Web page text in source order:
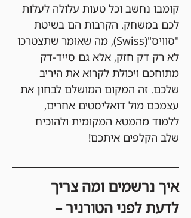
קומבו נחשב וכל טעות עלולה לעלות
לכם במשחק. הקרבות הם בשיטת
"סוויס"(Swiss), מה שאומר שתצטרכו
לא רק דק חזק, אלא גם סייד-דק
מתוחכם ויכולת לקרוא את היריב
שלכם. זה המקום המושלם לבחון את
עצמכם מול דואליסטים אחרים,
ללמוד מהמטא המקומית ולהוכיח
שלב הקלפים איתכם!
איך נרשמים ומה צריך
לדעת לפני הטורניר –